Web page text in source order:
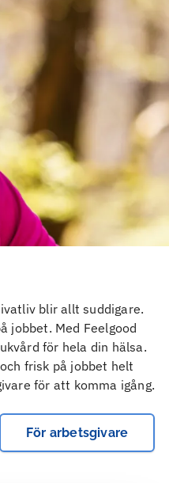
blir allt suddigare.
jobbet. Med Feelgood
för hela din hälsa.
frisk på jobbet helt
för att komma igång.
För arbetsgivare